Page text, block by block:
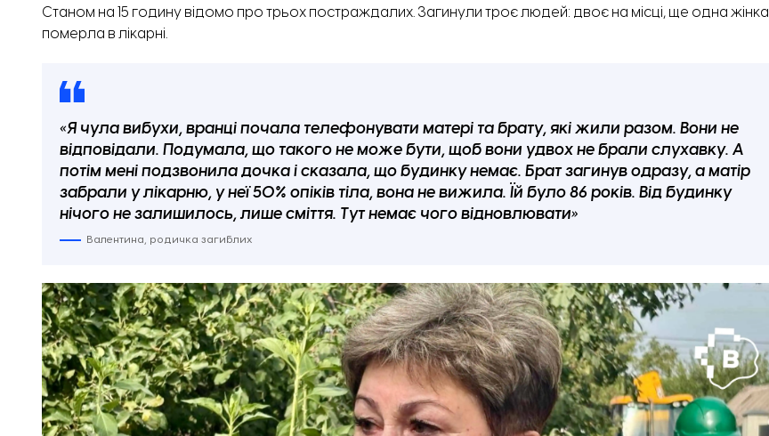
Станом на 15 годину відомо про трьох постраждалих. Загинули троє людей: двоє на місці, ще одна жінка
померла в лікарні.
«Я чула вибухи, вранці почала телефонувати матері та брату, які жили разом. Вони не
відповідали. Подумала, що такого не може бути, щоб вони удвох не брали слухавку. А
потім мені подзвонила дочка і сказала, що будинку немає. Брат загинув одразу, а матір
забрали у лікарню, у неї 50% опіків тіла, вона не вижила. Їй було 86 років. Від будинку
нічого не залишилось, лише сміття. Тут немає чого відновлювати»
Валентина, родичка загиблих